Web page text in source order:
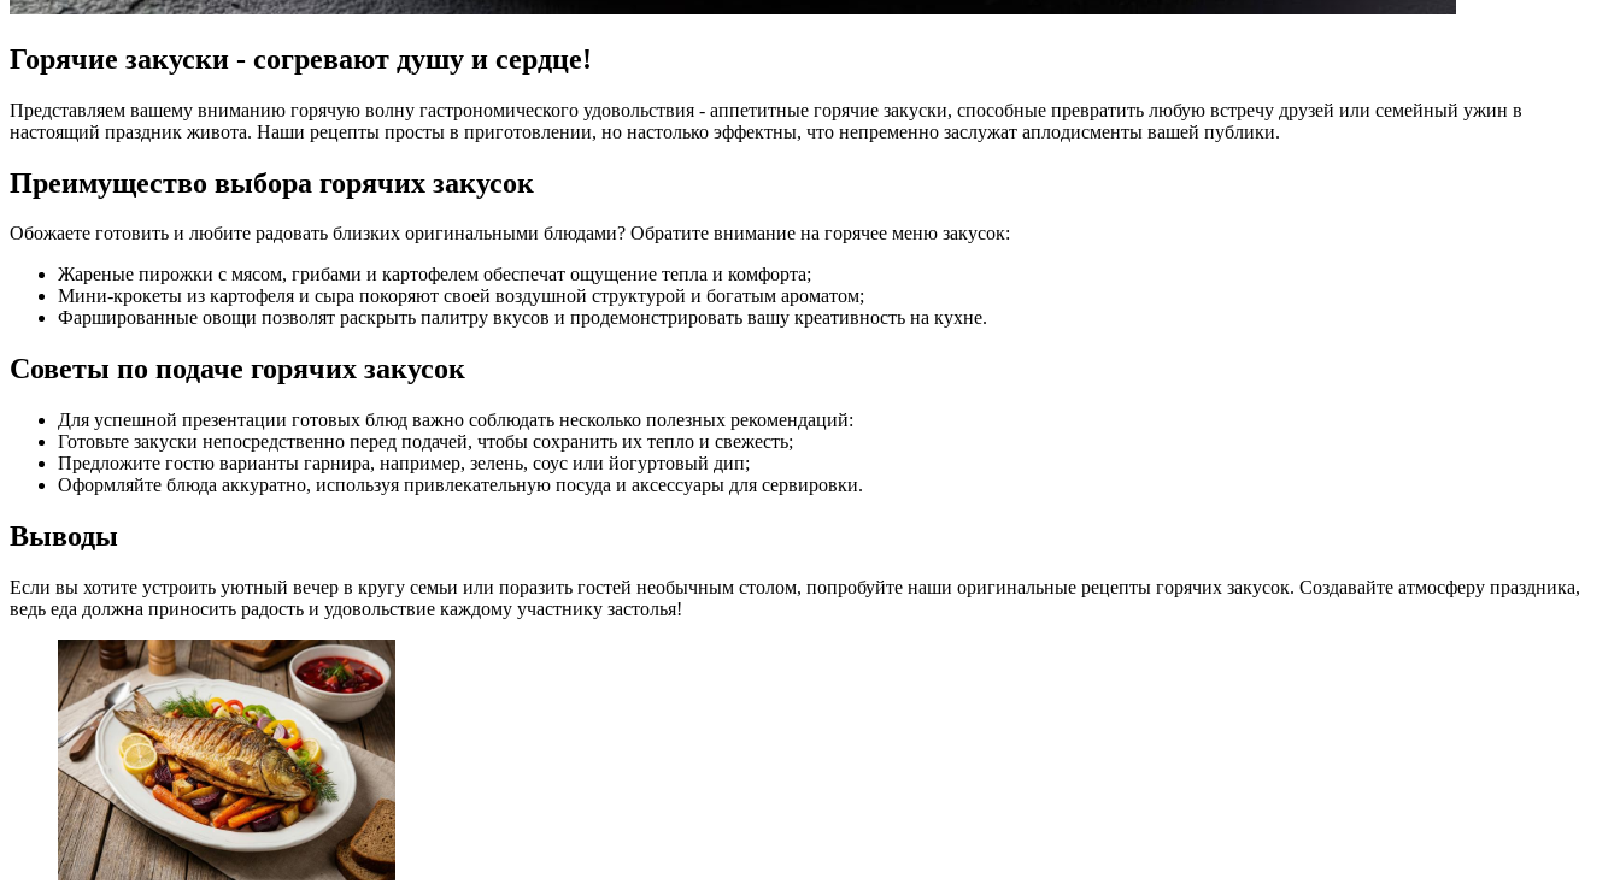
Горячие закуски - согревают душу и сердце!
Представляем вашему вниманию горячую волну гастрономического удовольствия - аппетитные горячие закуски, способные превратить любую встречу друзей или семейный ужин в
настоящий праздник живота. Наши рецепты просты в приготовлении, но настолько эффектны, что непременно заслужат аплодисменты вашей публики.
Преимущество выбора горячих закусок
Обожаете готовить и любите радовать близких оригинальными блюдами? Обратите внимание на горячее меню закусок:
Жареные пирожки с мясом, грибами и картофелем обеспечат ощущение тепла и комфорта;
Мини-крокеты из картофеля и сыра покоряют своей воздушной структурой и богатым ароматом;
Фаршированные овощи позволят раскрыть палитру вкусов и продемонстрировать вашу креативность на кухне.
Советы по подаче горячих закусок
Для успешной презентации готовых блюд важно соблюдать несколько полезных рекомендаций:
Готовьте закуски непосредственно перед подачей, чтобы сохранить их тепло и свежесть;
Предложите гостю варианты гарнира, например, зелень, соус или йогуртовый дип;
Оформляйте блюда аккуратно, используя привлекательную посуда и аксессуары для сервировки.
Выводы
Если вы хотите устроить уютный вечер в кругу семьи или поразить гостей необычным столом, попробуйте наши оригинальные рецепты горячих закусок. Создавайте атмосферу праздника,
ведь еда должна приносить радость и удовольствие каждому участнику застолья!